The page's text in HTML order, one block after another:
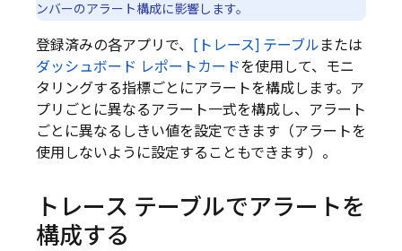
ンバーのアラート構成に影響します。
登録済みの各アプリで、 [トレース] テーブル または
ダッシュボード レポートカードを使用して、モニ
タリングする指標ごとにアラートを構成します。ア
プリごとに異なるアラート一式を構成し、アラート
ごとに異なるしきい値を設定できます（アラートを
使用しないように設定することもできます）。
トレース テーブルでアラートを
構成する